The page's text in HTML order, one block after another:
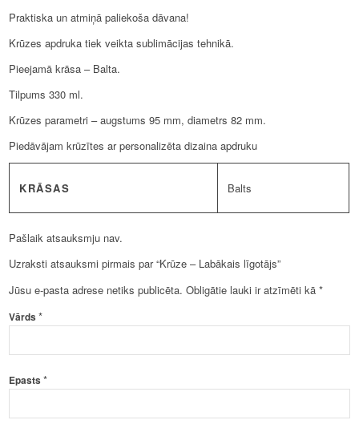
Praktiska un atmiņā paliekoša dāvana!
Krūzes apdruka tiek veikta sublimācijas tehnikā.
Pieejamā krāsa – Balta.
Tilpums 330 ml.
Krūzes parametri – augstums 95 mm, diametrs 82 mm.
Piedāvājam krūzītes ar personalizēta dizaina apdruku
KRĀSAS Balts
Pašlaik atsauksmju nav.
Uzraksti atsauksmi pirmais par “Krūze – Labākais līgotājs”
Jūsu e-pasta adrese netiks publicēta. Obligātie lauki ir atzīmēti kā*
Vārds*
Epasts*